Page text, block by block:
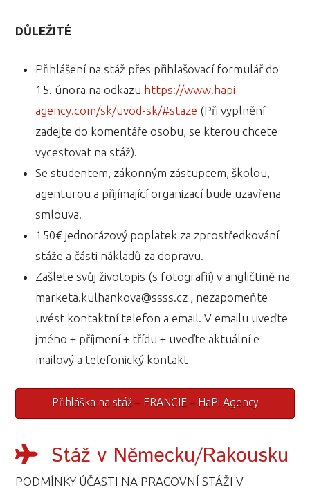
DŮLEŽITÉ
Přihlášení na stáž přes přihlašovací formulář do
15. února na odkazu https://www.hapi-
agency.com/sk/uvod-sk/#staze (Při vyplnění
zadejte do komentáře osobu, se kterou chcete
vycestovat na stáž).
Se studentem, zákonným zástupcem, školou,
agenturou a přijímající organizací bude uzavřena
smlouva.
150€ jednorázový poplatek za zprostředkování
stáže a části nákladů za dopravu.
Zašlete svůj životopis (s fotografií) v angličtině na
marketa.kulhankova@ssss.cz , nezapomeňte
uvést kontaktní telefon a email. V emailu uveďte
jméno + příjmení + třídu + uveďte aktuální e-
mailový a telefonický kontakt
Přihláška na stáž – FRANCIE – HaPi Agency
Stáž v Německu/Rakousku
PODMÍNKY ÚČASTI NA PRACOVNÍ STÁŽI V